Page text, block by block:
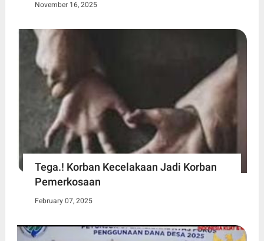
November 16, 2025
Tega.! Korban Kecelakaan Jadi Korban
Pemerkosaan
February 07, 2025